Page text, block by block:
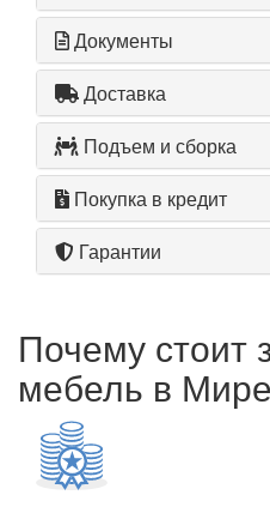
Документы
Доставка
Подъем и сборка
Покупка в кредит
Гарантии
Почему стоит
мебель в